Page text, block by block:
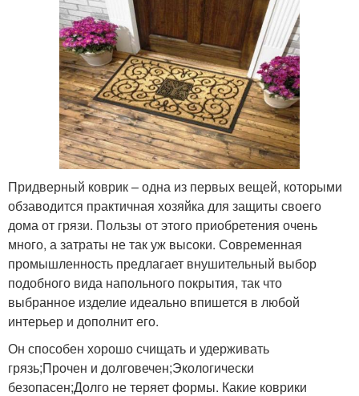
Придверный коврик – одна из первых вещей, которыми
обзаводится практичная хозяйка для защиты своего
дома от грязи. Пользы от этого приобретения очень
много, а затраты не так уж высоки. Современная
промышленность предлагает внушительный выбор
подобного вида напольного покрытия, так что
выбранное изделие идеально впишется в любой
интерьер и дополнит его.
Он способен хорошо счищать и удерживать
грязь;Прочен и долговечен;Экологически
безопасен;Долго не теряет формы. Какие коврики